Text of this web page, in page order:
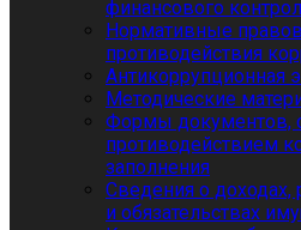
финансового
Нормативные
противодействия
Антикоррупционная
Методические
Формы документов,
противодействием
заполнения
Сведения о доходах,
и обязательствах